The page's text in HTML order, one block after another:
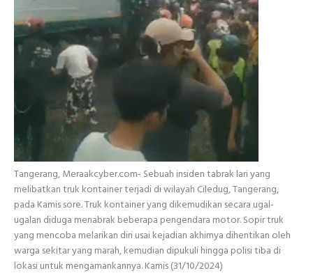
Tangerang, Meraakcyber.com- Sebuah insiden tabrak lari yang
melibatkan truk kontainer terjadi di wilayah Ciledug, Tangerang,
pada Kamis sore. Truk kontainer yang dikemudikan secara ugal-
ugalan diduga menabrak beberapa pengendara motor. Sopir truk
yang mencoba melarikan diri usai kejadian akhirnya dihentikan oleh
warga sekitar yang marah, kemudian dipukuli hingga polisi tiba di
lokasi untuk mengamankannya. Kamis (31/10/2024)